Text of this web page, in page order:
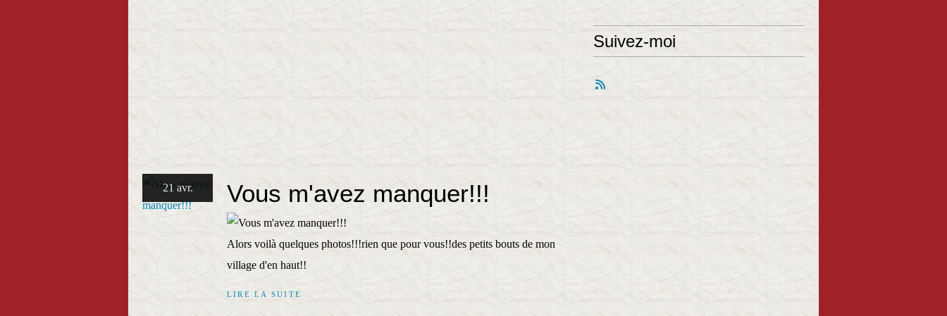
21 avr. Vous m'avez manquer!!!
Alors voilà quelques photos!!!rien que pour vous!!des petits bouts de mon
village d'en haut!!
LIRE LA SUITE
Suivez-moi